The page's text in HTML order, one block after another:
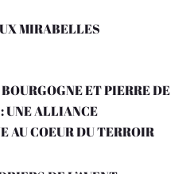
MIRABELLES
ET PIERRE DE
UNE ALLIANCE
AU COEUR DU TERROIR